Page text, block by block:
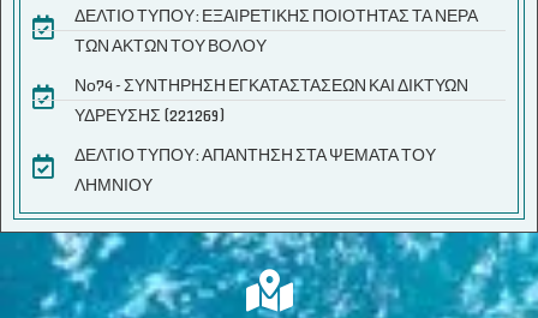
ΔΕΛΤΙΟ ΤΥΠΟΥ: ΕΞΑΙΡΕΤΙΚΗΣ ΠΟΙΟΤΗΤΑΣ ΤΑ ΝΕΡΑ
ΤΩΝ ΑΚΤΩΝ ΤΟΥ ΒΟΛΟΥ
Νο74 - ΣΥΝΤΗΡΗΣΗ ΕΓΚΑΤΑΣΤΑΣΕΩΝ ΚΑΙ ΔΙΚΤΥΩΝ
ΥΔΡΕΥΣΗΣ (221269)
ΔΕΛΤΙΟ ΤΥΠΟΥ: ΑΠΑΝΤΗΣΗ ΣΤΑ ΨΕΜΑΤΑ ΤΟΥ
ΛΗΜΝΙΟΥ